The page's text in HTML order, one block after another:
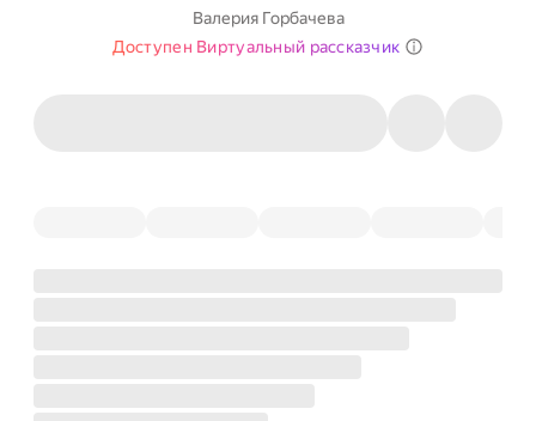
Валерия Горбачева
Доступен Виртуальный рассказчик